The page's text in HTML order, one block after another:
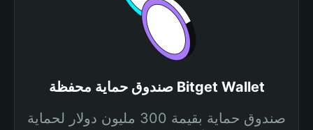
صندوق حماية محفظة Bitget Wallet
صندوق حماية بقيمة 300 مليون دولار لحماية